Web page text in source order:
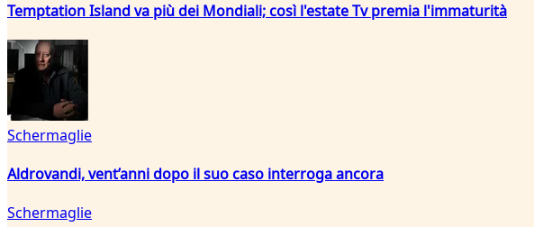
Temptation Island va più dei Mondiali; così l'estate Tv premia l'immaturità
Schermaglie
Aldrovandi, vent’anni dopo il suo caso interroga ancora
Schermaglie